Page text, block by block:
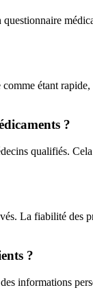
étant
?
qualifiés.
La fiabilité des
?
informations